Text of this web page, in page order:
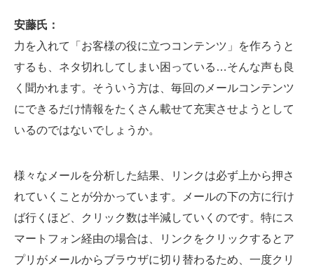
安藤氏：
力を入れて「お客様の役に立つコンテンツ」を作ろうと
するも、ネタ切れしてしまい困っている…そんな声も良
く聞かれます。そういう方は、毎回のメールコンテンツ
にできるだけ情報をたくさん載せて充実させようとして
いるのではないでしょうか。
様々なメールを分析した結果、リンクは必ず上から押さ
れていくことが分かっています。メールの下の方に行け
ば行くほど、クリック数は半減していくのです。特にス
マートフォン経由の場合は、リンクをクリックするとア
プリがメールからブラウザに切り替わるため、一度クリ